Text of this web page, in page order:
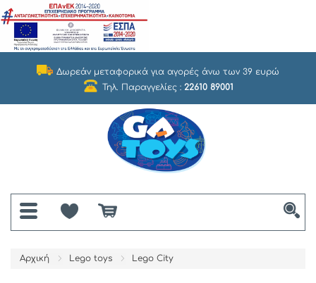
Δωρεάν μεταφορικά για αγορές άνω των 39 ευρώ
Τηλ. Παραγγελίες : 22610 89001
Αρχική Lego toys Lego City